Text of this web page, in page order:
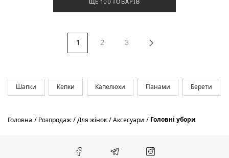
ЩЕ 100 ТОВАРІВ
1 2 3
Шапки Кепки Капелюхи Панами Берети
Головна Розпродаж Для жінок Аксесуари Головні убори